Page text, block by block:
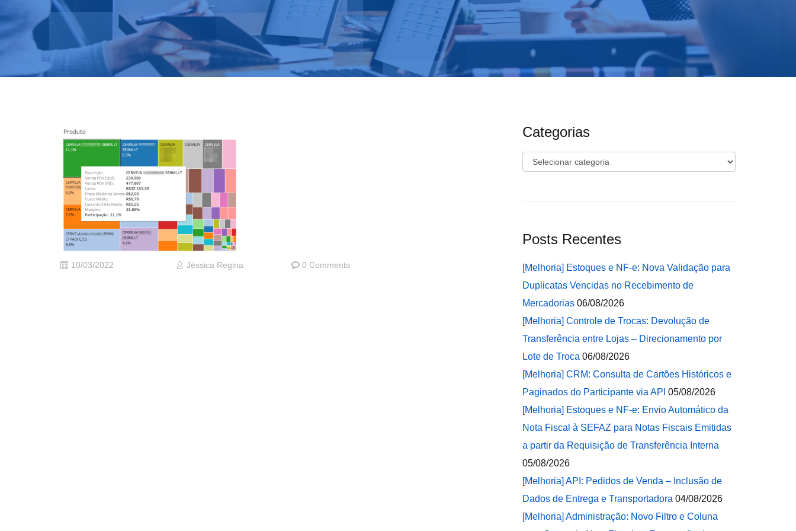
10/03/2022 Jéssica Regina 0 Comments
Categorias
Categorias
Posts Recentes
[Melhoria] Estoques e NF-e: Nova Validação para
Duplicatas Vencidas no Recebimento de
Mercadorias 06/08/2026
[Melhoria] Controle de Trocas: Devolução de
Transferência entre Lojas – Direcionamento por
Lote de Troca 06/08/2026
[Melhoria] CRM: Consulta de Cartões Históricos e
Paginados do Participante via API 05/08/2026
[Melhoria] Estoques e NF-e: Envio Automático da
Nota Fiscal à SEFAZ para Notas Fiscais Emitidas
a partir da Requisição de Transferência Interna
05/08/2026
[Melhoria] API: Pedidos de Venda – Inclusão de
Dados de Entrega e Transportadora 04/08/2026
[Melhoria] Administração: Novo Filtro e Coluna